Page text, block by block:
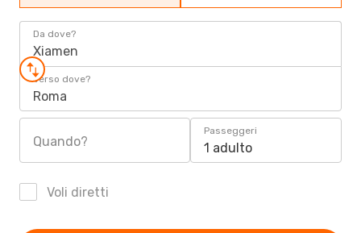
Da dove?
Xiamen
Verso dove?
Roma
Quando?
Passeggeri
1 adulto
Voli diretti